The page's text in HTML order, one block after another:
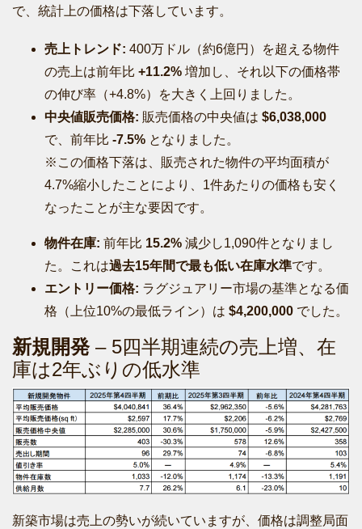
で、統計上の価格は下落しています。
売上トレンド: 400万ドル（約6億円）を超える物件
の売上は前年比 +11.2% 増加し、それ以下の価格帯
の伸び率（+4.8%）を大きく上回りました。
中央値販売価格: 販売価格の中央値は $6,038,000
で、前年比 -7.5% となりました。
※この価格下落は、販売された物件の平均面積が
4.7%縮小したことにより、1件あたりの価格も安く
なったことが主な要因です。
物件在庫: 前年比 15.2% 減少し1,090件となりまし
た。これは過去15年間で最も低い在庫水準です。
エントリー価格: ラグジュアリー市場の基準となる価
格（上位10%の最低ライン）は $4,200,000 でした。
新規開発 – 5四半期連続の売上増、在
庫は2年ぶりの低水準
新築市場は売上の勢いが続いていますが、価格は調整局面